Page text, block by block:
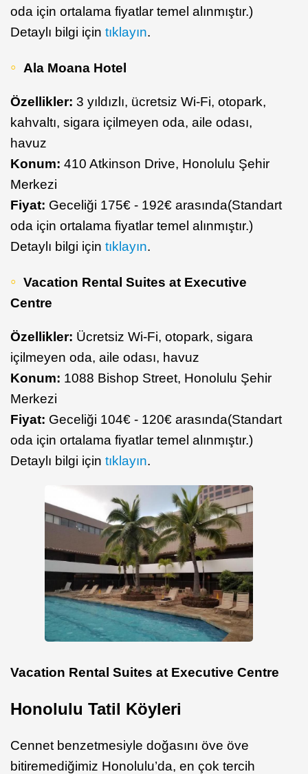
oda için ortalama fiyatlar temel alınmıştır.)
Detaylı bilgi için tıklayın.
Ala Moana Hotel
Özellikler: 3 yıldızlı, ücretsiz Wi-Fi, otopark,
kahvaltı, sigara içilmeyen oda, aile odası,
havuz
Konum: 410 Atkinson Drive, Honolulu Şehir
Merkezi
Fiyat: Geceliği 175€ - 192€ arasında(Standart
oda için ortalama fiyatlar temel alınmıştır.)
Detaylı bilgi için tıklayın.
Vacation Rental Suites at Executive
Centre
Özellikler: Ücretsiz Wi-Fi, otopark, sigara
içilmeyen oda, aile odası, havuz
Konum: 1088 Bishop Street, Honolulu Şehir
Merkezi
Fiyat: Geceliği 104€ - 120€ arasında(Standart
oda için ortalama fiyatlar temel alınmıştır.)
Detaylı bilgi için tıklayın.
Vacation Rental Suites at Executive Centre
Honolulu Tatil Köyleri
Cennet benzetmesiyle doğasını öve öve
bitiremediğimiz Honolulu’da, en çok tercih